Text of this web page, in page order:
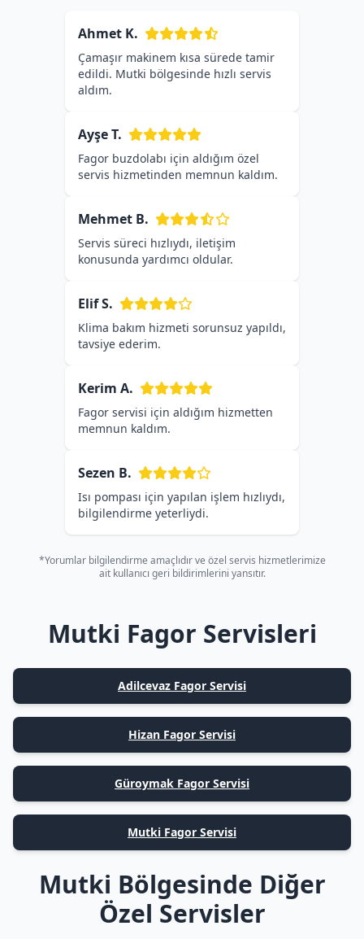
Ahmet K.
Çamaşır makinem kısa sürede tamir
edildi. Mutki bölgesinde hızlı servis
aldım.
Ayşe T.
Fagor buzdolabı için aldığım özel
servis hizmetinden memnun kaldım.
Mehmet B.
Servis süreci hızlıydı, iletişim
konusunda yardımcı oldular.
Elif S.
Klima bakım hizmeti sorunsuz yapıldı,
tavsiye ederim.
Kerim A.
Fagor servisi için aldığım hizmetten
memnun kaldım.
Sezen B.
Isı pompası için yapılan işlem hızlıydı,
bilgilendirme yeterliydi.
*Yorumlar bilgilendirme amaçlıdır ve özel servis hizmetlerimize
ait kullanıcı geri bildirimlerini yansıtır.
Mutki Fagor Servisleri
Adilcevaz Fagor Servisi
Hizan Fagor Servisi
Güroymak Fagor Servisi
Mutki Fagor Servisi
Mutki Bölgesinde Diğer
Özel Servisler